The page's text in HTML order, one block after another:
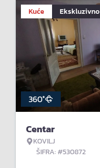
Kuće Ekskluzivno
360°
Centar
KOVILJ
ŠIFRA: #530872